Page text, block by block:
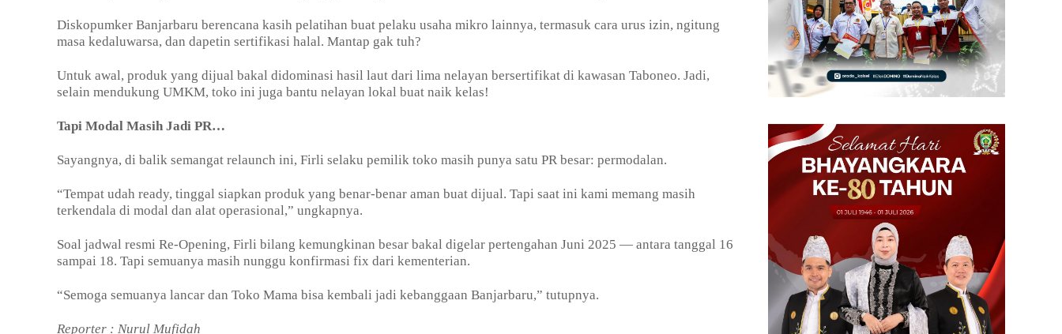
Diskopumker Banjarbaru berencana kasih pelatihan buat pelaku usaha mikro lainnya, termasuk cara urus izin, ngitung
masa kedaluwarsa, dan dapetin sertifikasi halal. Mantap gak tuh?
Untuk awal, produk yang dijual bakal didominasi hasil laut dari lima nelayan bersertifikat di kawasan Taboneo. Jadi,
selain mendukung UMKM, toko ini juga bantu nelayan lokal buat naik kelas!
Tapi Modal Masih Jadi PR…
Sayangnya, di balik semangat relaunch ini, Firli selaku pemilik toko masih punya satu PR besar: permodalan.
“Tempat udah ready, tinggal siapkan produk yang benar-benar aman buat dijual. Tapi saat ini kami memang masih
terkendala di modal dan alat operasional,” ungkapnya.
Soal jadwal resmi Re-Opening, Firli bilang kemungkinan besar bakal digelar pertengahan Juni 2025 — antara tanggal 16
sampai 18. Tapi semuanya masih nunggu konfirmasi fix dari kementerian.
“Semoga semuanya lancar dan Toko Mama bisa kembali jadi kebanggaan Banjarbaru,” tutupnya.
Reporter : Nurul Mufidah